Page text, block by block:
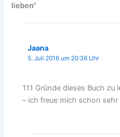
lieben“
Jaana
5. Juli 2016 um 20:36 Uhr
111 Gründe dieses Buch zu
– ich freue mich schon sehr